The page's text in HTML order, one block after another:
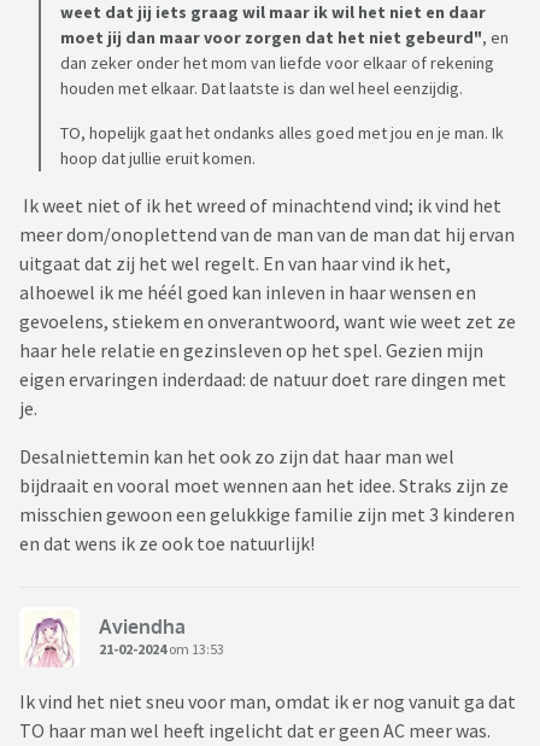
weet dat jij iets graag wil maar ik wil het niet en daar
moet jij dan maar voor zorgen dat het niet gebeurd", en
dan zeker onder het mom van liefde voor elkaar of rekening
houden met elkaar. Dat laatste is dan wel heel eenzijdig.
TO, hopelijk gaat het ondanks alles goed met jou en je man. Ik
hoop dat jullie eruit komen.
Ik weet niet of ik het wreed of minachtend vind; ik vind het
meer dom/onoplettend van de man van de man dat hij ervan
uitgaat dat zij het wel regelt. En van haar vind ik het,
alhoewel ik me héél goed kan inleven in haar wensen en
gevoelens, stiekem en onverantwoord, want wie weet zet ze
haar hele relatie en gezinsleven op het spel. Gezien mijn
eigen ervaringen inderdaad: de natuur doet rare dingen met
je.
Desalniettemin kan het ook zo zijn dat haar man wel
bijdraait en vooral moet wennen aan het idee. Straks zijn ze
misschien gewoon een gelukkige familie zijn met 3 kinderen
en dat wens ik ze ook toe natuurlijk!
Aviendha
21-02-2024om 13:53
Ik vind het niet sneu voor man, omdat ik er nog vanuit ga dat
TO haar man wel heeft ingelicht dat er geen AC meer was.